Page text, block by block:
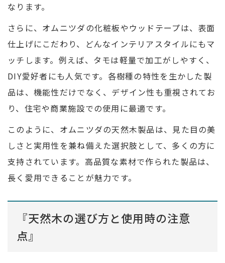
なります。
さらに、オムニツダの化粧板やウッドテープは、表面
仕上げにこだわり、どんなインテリアスタイルにもマ
ッチします。例えば、タモは軽量で加工がしやすく、
DIY愛好者にも人気です。各樹種の特性を生かした製
品は、機能性だけでなく、デザイン性も重視されてお
り、住宅や商業施設での使用に最適です。
このように、オムニツダの天然木製品は、見た目の美
しさと実用性を兼ね備えた選択肢として、多くの方に
支持されています。高品質な素材で作られた製品は、
長く愛用できることが魅力です。
『天然木の選び方と使用時の注意
点』